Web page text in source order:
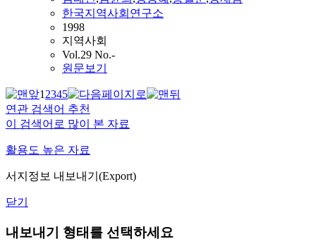
한국지역사회연구소
1998
지역사회
Vol.29 No.-
원문보기
12345
연관 검색어 추천
이 검색어로 많이 본 자료
활용도 높은 자료
서지정보 내보내기(Export)
닫기
내보내기 형태를 선택하세요